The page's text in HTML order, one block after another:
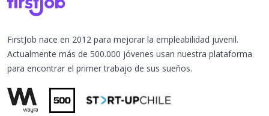
FirstJob nace en 2012 para mejorar la empleabilidad juvenil.
Actualmente más de 500.000 jóvenes usan nuestra plataforma
para encontrar el primer trabajo de sus sueños.